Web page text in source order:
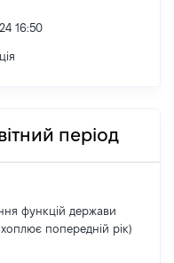
16:50
період
функцій держави
попередній рік)